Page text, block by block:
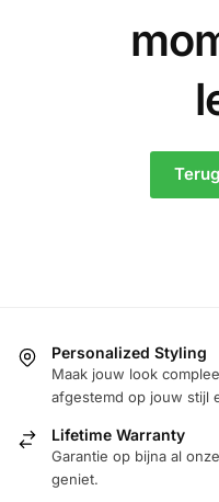
Personalized Styling
Maak jouw look
afgestemd op jouw stijl
Lifetime Warranty
Garantie op bijna al
geniet.